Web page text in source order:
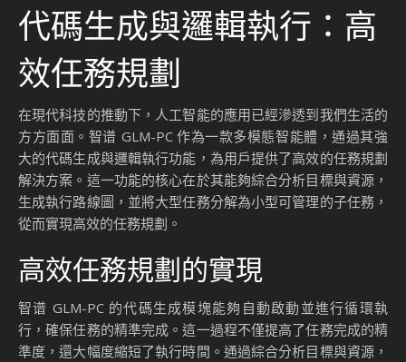
代碼生成與邏輯執行：高
效任務規劃
在現代科技的推動下，人工智能的應用已經滲透到我們生活的
方方面面。智谱 GLM-PC 作為一款多模態智能體，通過其強
大的代碼生成與邏輯執行功能，為用戶提供了高效的任務規劃
解決方案。這一功能的核心在於其能夠綜合分析目標與資源，
生成執行路線圖，並將大型任務分解為小型可管理的子任務，
從而實現高效的任務規劃。
高效任務規劃的實現
智谱 GLM-PC 的代碼生成模塊能夠自動啟動並進行循環執
行，確保任務的精準完成。這一過程不僅提高了任務完成的精
準度，還大幅度縮短了執行時間。通過綜合分析目標與資源，